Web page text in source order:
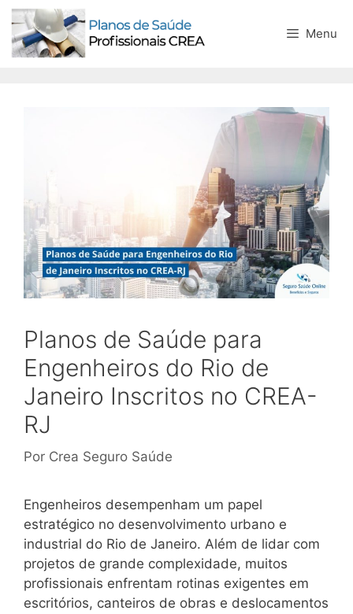
Menu
Planos de Saúde para
Engenheiros do Rio de
Janeiro Inscritos no CREA-
RJ
Por Crea Seguro Saúde
Engenheiros desempenham um papel
estratégico no desenvolvimento urbano e
industrial do Rio de Janeiro. Além de lidar com
projetos de grande complexidade, muitos
profissionais enfrentam rotinas exigentes em
escritórios, canteiros de obras e deslocamentos